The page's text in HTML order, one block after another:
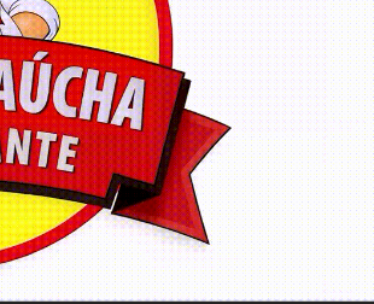
Vinhos, Bebidas,
Cervejas, Comida,
Receitas, Chef, RH,
Emprego,
Empreendedorismo,
Negócios,
Oportunidades,